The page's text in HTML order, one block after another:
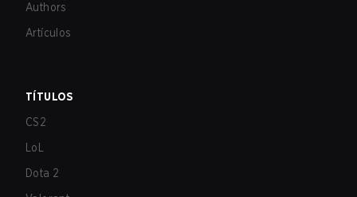
Authors
Artículos
TÍTULOS
CS2
LoL
Dota 2